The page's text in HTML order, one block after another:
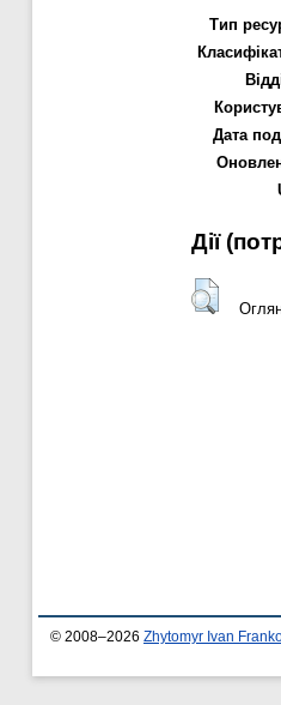
Тип
Дата
Дії
© 2008–2026 Zhytomyr Ivan